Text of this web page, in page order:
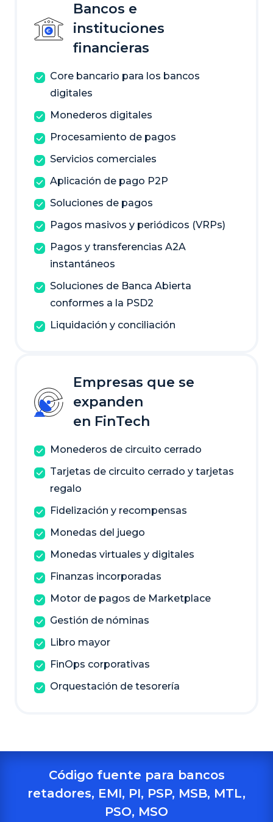
Bancos e
instituciones
financieras
Core bancario para los bancos
digitales
Monederos digitales
Procesamiento de pagos
Servicios comerciales
Aplicación de pago P2P
Soluciones de pagos
Pagos masivos y periódicos (VRPs)
Pagos y transferencias A2A
instantáneos
Soluciones de Banca Abierta
conformes a la PSD2
Liquidación y conciliación
Empresas que se
expanden
en FinTech
Monederos de circuito cerrado
Tarjetas de circuito cerrado y tarjetas
regalo
Fidelización y recompensas
Monedas del juego
Monedas virtuales y digitales
Finanzas incorporadas
Motor de pagos de Marketplace
Gestión de nóminas
Libro mayor
FinOps corporativas
Orquestación de tesorería
Código fuente para bancos
retadores, EMI, PI, PSP, MSB, MTL,
PSO, MSO